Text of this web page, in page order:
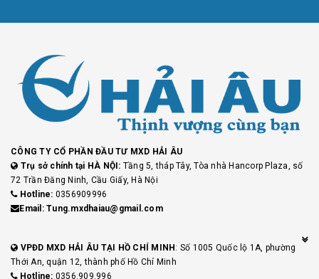
CÔNG TY CỔ PHẦN ĐẦU TƯ MXD HẢI ÂU
Trụ sở chính tại HÀ NỘI: Tầng 5, tháp Tây, Tòa nhà Hancorp Plaza, số
72 Trần Đăng Ninh, Cầu Giấy, Hà Nội
Hotline: 0356909996
Email: Tung.mxdhaiau@gmail.com
VPĐD MXD HẢI ÂU TẠI HỒ CHÍ MINH : Số 1005 Quốc lộ 1A, phường
Thới An, quận 12, thành phố Hồ Chí Minh
Hotline: 0356.909.996